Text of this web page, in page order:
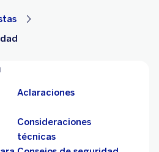
Aclaraciones
Consideraciones
técnicas